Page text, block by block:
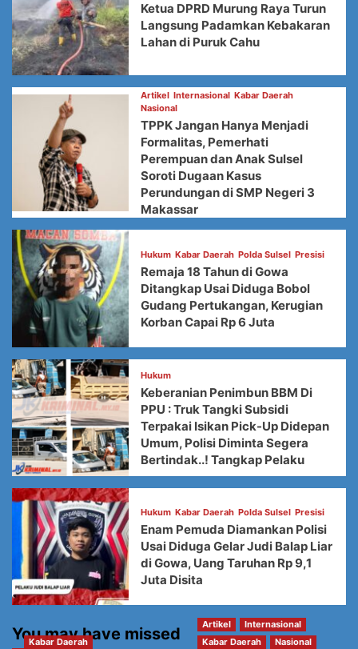
Ketua DPRD Murung Raya Turun
Langsung Padamkan Kebakaran
Lahan di Puruk Cahu
Artikel Internasional Kabar Daerah
Nasional
TPPK Jangan Hanya Menjadi
Formalitas, Pemerhati
Perempuan dan Anak Sulsel
Soroti Dugaan Kasus
Perundungan di SMP Negeri 3
Makassar
Hukum Kabar Daerah Polda Sulsel Presisi
Remaja 18 Tahun di Gowa
Ditangkap Usai Diduga Bobol
Gudang Pertukangan, Kerugian
Korban Capai Rp 6 Juta
Hukum
Keberanian Penimbun BBM Di
PPU : Truk Tangki Subsidi
Terpakai Isikan Pick-Up Didepan
Umum, Polisi Diminta Segera
Bertindak..! Tangkap Pelaku
Hukum Kabar Daerah Polda Sulsel Presisi
Enam Pemuda Diamankan Polisi
Usai Diduga Gelar Judi Balap Liar
di Gowa, Uang Taruhan Rp 9,1
Juta Disita
You may have missed
Kabar Daerah
Artikel
Internasional
Kabar Daerah
Nasional